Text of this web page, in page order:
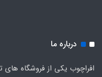
درباره ما
افراچوب یکی از فروشگاه